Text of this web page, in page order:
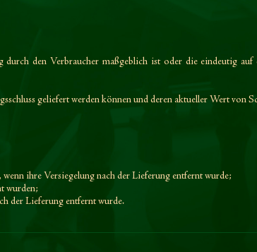
den Verbraucher maßgeblich ist oder die eindeutig auf
geliefert werden können und deren aktueller Wert von
ihre Versiegelung nach der Lieferung entfernt wurde;
wurden;
der Lieferung entfernt wurde.